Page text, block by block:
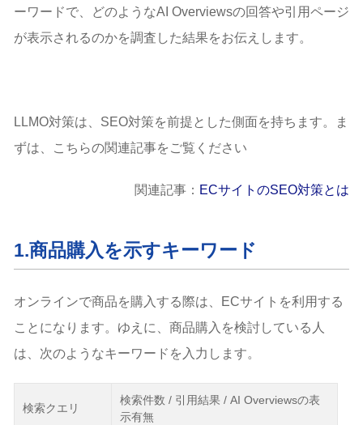
ーワードで、どのようなAI Overviewsの回答や引用ページ
が表示されるのかを調査した結果をお伝えします。
LLMO対策は、SEO対策を前提とした側面を持ちます。ま
ずは、こちらの関連記事をご覧ください
関連記事： ECサイトのSEO対策とは
1.商品購入を示すキーワード
オンラインで商品を購入する際は、ECサイトを利用する
ことになります。ゆえに、商品購入を検討している人
は、次のようなキーワードを入力します。
検索クエリ
検索件数 / 引用結果 / AI Overviewsの表
示有無